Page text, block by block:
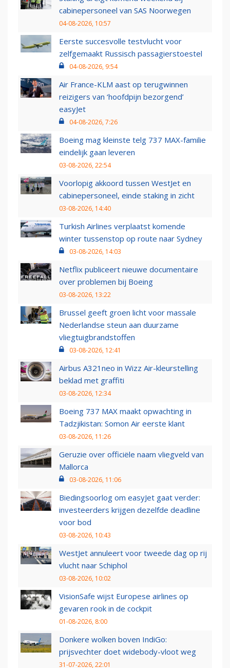
cabinepersoneel van SAS Noorwegen
04-08-2026, 10:57
Eerste succesvolle testvlucht voor
zelfgemaakt Russisch passagierstoestel
04-08-2026, 9:54
Air France-KLM aast op terugwinnen
reizigers van ‘hoofdpijn bezorgend’
easyJet
04-08-2026, 7:26
Boeing mag kleinste telg 737 MAX-familie
eindelijk gaan leveren
03-08-2026, 22:54
Voorlopig akkoord tussen WestJet en
cabinepersoneel, einde staking in zicht
03-08-2026, 14:40
Turkish Airlines verplaatst komende
winter tussenstop op route naar Sydney
03-08-2026, 14:03
Netflix publiceert nieuwe documentaire
over problemen bij Boeing
03-08-2026, 13:22
Brussel geeft groen licht voor massale
Nederlandse steun aan duurzame
vliegtuigbrandstoffen
03-08-2026, 12:41
Airbus A321neo in Wizz Air-kleurstelling
beklad met graffiti
03-08-2026, 12:34
Boeing 737 MAX maakt opwachting in
Tadzjikistan: Somon Air eerste klant
03-08-2026, 11:26
Geruzie over officiële naam vliegveld van
Mallorca
03-08-2026, 11:06
Biedingsoorlog om easyJet gaat verder:
investeerders krijgen dezelfde deadline
voor bod
03-08-2026, 10:43
WestJet annuleert voor tweede dag op rij
vlucht naar Schiphol
03-08-2026, 10:02
VisionSafe wijst Europese airlines op
gevaren rook in de cockpit
01-08-2026, 8:00
Donkere wolken boven IndiGo:
prijsvechter doet widebody-vloot weg
31-07-2026, 22:01